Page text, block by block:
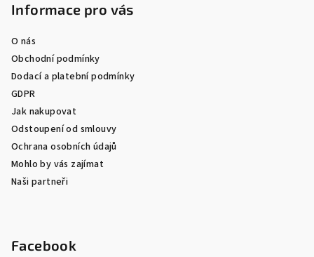
Informace pro vás
O nás
Obchodní podmínky
Dodací a platební podmínky
GDPR
Jak nakupovat
Odstoupení od smlouvy
Ochrana osobních údajů
Mohlo by vás zajímat
Naši partneři
Facebook